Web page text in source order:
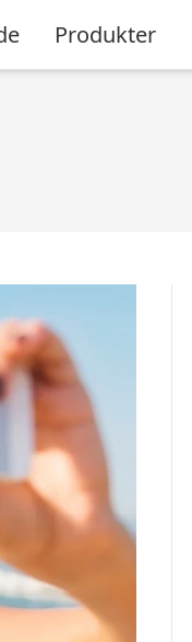
Produkter